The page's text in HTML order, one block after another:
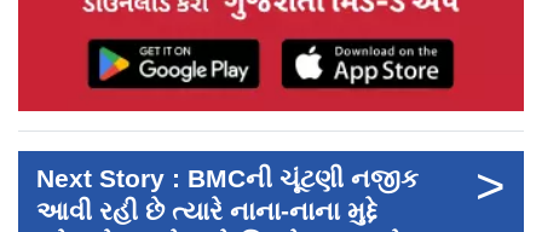
Next Story : BMCની ચૂંટણી નજીક
આવી રહી છે ત્યારે નાના-નાના મુદ્દે
>